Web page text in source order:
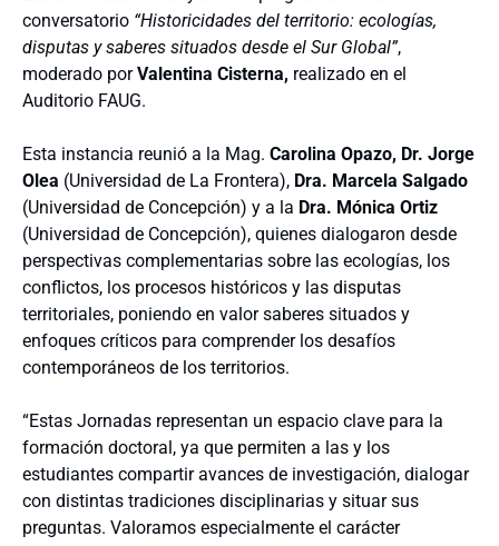
conversatorio “Historicidades del territorio: ecologías,
disputas y saberes situados desde el Sur Global”,
moderado porValentina Cisterna, realizado en el
Auditorio FAUG.
Esta instancia reunió a la Mag. Carolina Opazo, Dr. Jorge
Olea (Universidad de La Frontera), Dra. Marcela Salgado
(Universidad de Concepción) y a la Dra. Mónica Ortiz
(Universidad de Concepción), quienes dialogaron desde
perspectivas complementarias sobre las ecologías, los
conflictos, los procesos históricos y las disputas
territoriales, poniendo en valor saberes situados y
enfoques críticos para comprender los desafíos
contemporáneos de los territorios.
“Estas Jornadas representan un espacio clave para la
formación doctoral, ya que permiten a las y los
estudiantes compartir avances de investigación, dialogar
con distintas tradiciones disciplinarias y situar sus
preguntas. Valoramos especialmente el carácter